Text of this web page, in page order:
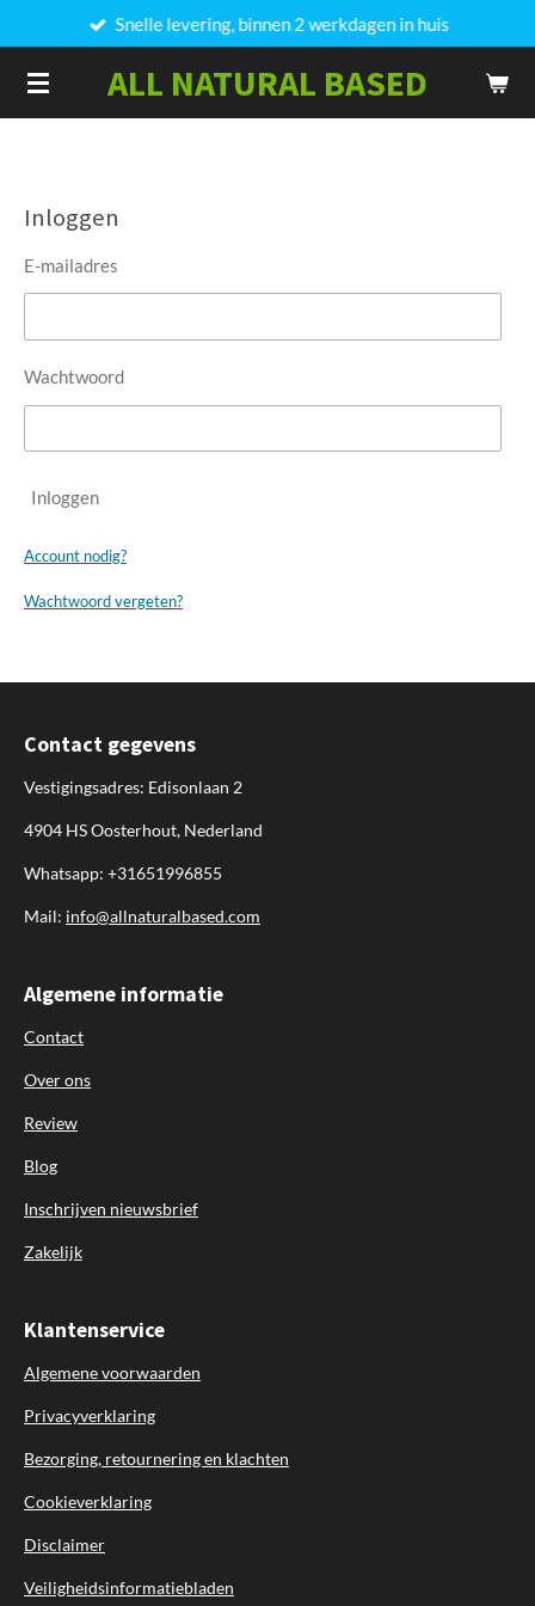
direct
naar
ALL NATURAL BASED
Snelle levering, binnen 2 werkdagen in huis
Inloggen
E-mailadres
Wachtwoord
Inloggen
Account nodig?
Wachtwoord vergeten?
Contact gegevens
Vestigingsadres: Edisonlaan 2
4904 HS Oosterhout, Nederland
Whatsapp: +31651996855
Mail: info@allnaturalbased.com
Algemene informatie
Contact
Over ons
Review
Blog
Inschrijven nieuwsbrief
Zakelijk
Klantenservice
Algemene voorwaarden
Privacyverklaring
Bezorging, retournering en klachten
Cookieverklaring
Disclaimer
Veiligheidsinformatiebladen